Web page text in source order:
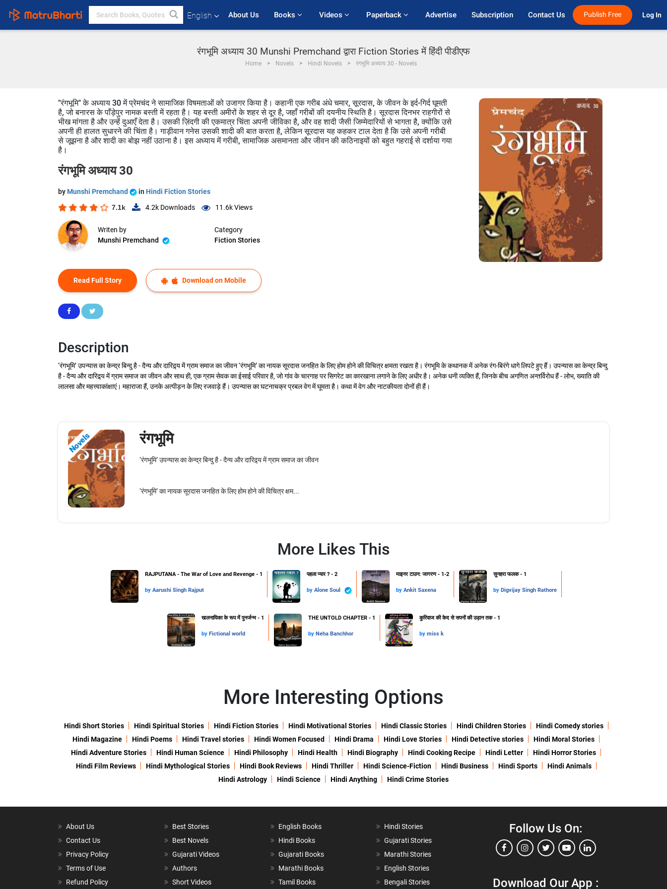
English About Us Books Videos Paperback Advertise Subscription Contact Us Publish Free Log In
रंगभूमि अध्याय 30 Munshi Premchand द्वारा Fiction Stories में हिंदी पीडीएफ
Home Novels Hindi Novels रंगभूमि अध्याय 30 - Novels
"रंगभूमि" के अध्याय 30 में प्रेमचंद ने सामाजिक विषमताओं को उजागर किया है। कहानी एक गरीब अंधे चमार, सूरदास, के जीवन के इर्द-गिर्द घूमती
है, जो बनारस के पाँड़ेपुर नामक बस्ती में रहता है। यह बस्ती अमीरों के शहर से दूर है, जहाँ गरीबों की दयनीय स्थिति है। सूरदास दिनभर राहगीरों से
भीख मांगता है और उन्हें दुआएँ देता है। उसकी ज़िंदगी की एकमात्र चिंता अपनी जीविका है, और वह शादी जैसी जिम्मेदारियों से भागता है, क्योंकि उसे
अपनी ही हालत सुधारने की चिंता है। गाड़ीवान गनेस उसकी शादी की बात करता है, लेकिन सूरदास यह कहकर टाल देता है कि उसे अपनी गरीबी
से जूझना है और शादी का बोझ नहीं उठाना है। इस अध्याय में गरीबी, सामाजिक असमानता और जीवन की कठिनाइयों को बहुत गहराई से दर्शाया गया
है।
रंगभूमि अध्याय 30
by Munshi Premchand in Hindi Fiction Stories
7.1k 4.2k Downloads 11.6kViews
Writen by
Munshi Premchand
Category
Fiction Stories
Read Full Story Download on Mobile
Description
‘रंगभूमि’ उपन्यास का केन्द्र बिन्दु है - दैन्य और दारिद्र्य में ग्राम समाज का जीवन ‘रंगभूमि’ का नायक सूरदास जनहित के लिए होम होने की विचित्र क्षमता रखता है। रंगभूमि के कथानक में अनेक रंग-बिरंगे धागे लिपटे हुए हैं। उपन्यास का केन्द्र बिन्दु
है - दैन्य और दारिद्र्य में ग्राम समाज का जीवन और साथ ही, एक ग्राम सेवक का ईसाई परिवार है, जो गांव के चारगाह पर सिगरेट का कारखाना लगाने के लिए अधीर है। अनेक धनी व्यक्ति हैं, जिनके बीच अगणित अन्तर्विरोध हैं - लोभ, ख्याति की
लालसा और महत्त्वाकांक्षाएं। महाराजा हैं, उनके अत्पीड़न के लिए रजवाड़े हैं। उपन्यास का घटनाचक्र प्रबल वेग में घूमता है। कथा में वेग और नाटकीयता दोनों ही हैं।
Novels रंगभूमि
‘रंगभूमि’ उपन्यास का केन्द्र बिन्दु है - दैन्य और दारिद्र्य में ग्राम समाज का जीवन
‘रंगभूमि’ का नायक सूरदास जनहित के लिए होम होने की विचित्र क्षम...
More Likes This
RAJPUTANA - The War of Love and Revenge - 1
by Aarushi Singh Rajput
पहला प्यार ? - 2
by Alone Soul
माइनर टाउन: जागरण - 1-2
by Ankit Saxena
सुनहरा फलक - 1
by Digvijay Singh Rathore
खलनायिका के रूप में पुनर्जन्म - 1
by Fictional world
THE UNTOLD CHAPTER - 1
by Neha Banchhor
कुरिवाज की केद से सपनों की उड़ान तक - 1
by miss k
More Interesting Options
Hindi Short Stories Hindi Spiritual Stories Hindi Fiction Stories Hindi Motivational Stories Hindi Classic Stories Hindi Children Stories
Hindi Comedy stories
Hindi Magazine
Hindi Poems Hindi Travel stories Hindi Women Focused Hindi Drama Hindi Love Stories Hindi Detective stories
Hindi Moral Stories
Hindi Adventure Stories
Hindi Human Science Hindi Philosophy Hindi Health Hindi Biography Hindi Cooking Recipe Hindi Letter
Hindi Horror Stories
Hindi Film Reviews
Hindi Mythological Stories Hindi Book Reviews Hindi Thriller Hindi Science-Fiction Hindi Business Hindi Sports
Hindi Animals
Hindi Astrology
Hindi Science Hindi Anything Hindi Crime Stories
About Us
Contact Us
Privacy Policy
Terms of Use
Refund Policy
Best Stories
Best Novels
Gujarati Videos
Authors
Short Videos
English Books
Hindi Books
Gujarati Books
Marathi Books
Tamil Books
Hindi Stories
Gujarati Stories
Marathi Stories
English Stories
Bengali Stories
Follow Us On:
Download Our App :